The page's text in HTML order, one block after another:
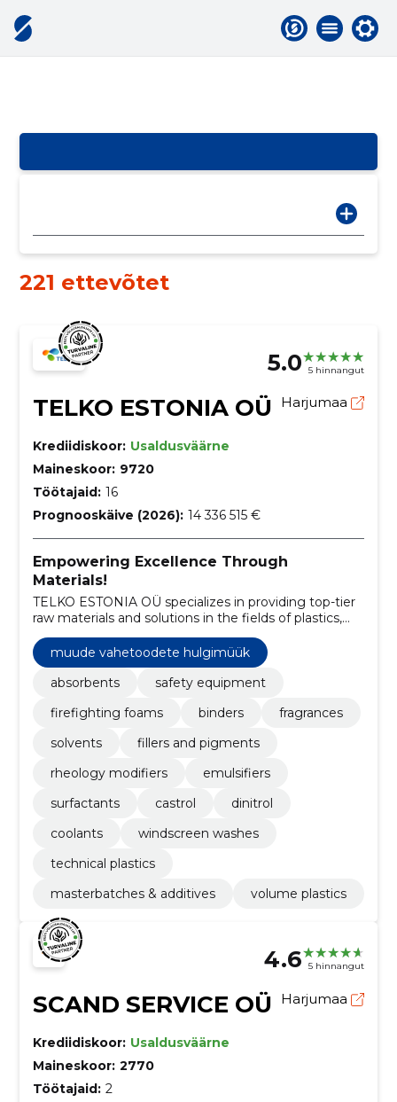
221 ettevõtet
5.0 5 hinnangut
TELKO ESTONIA OÜ Harjumaa
Krediidiskoor: Usaldusväärne
Maineskoor: 9720
Töötajaid: 16
Prognooskäive (2026): 14 336 515 €
Empowering Excellence Through
Materials!
TELKO ESTONIA OÜ specializes in providing top-tier
raw materials and solutions in the fields of plastics,
chemicals, and lubricants.
muude vahetoodete hulgimüük
absorbents
safety equipment
firefighting foams
binders
fragrances
solvents
fillers and pigments
rheology modifiers
emulsifiers
surfactants
castrol
dinitrol
coolants
windscreen washes
technical plastics
masterbatches & additives
volume plastics
4.6 5 hinnangut
SCAND SERVICE OÜ Harjumaa
Krediidiskoor: Usaldusväärne
Maineskoor: 2770
Töötajaid: 2